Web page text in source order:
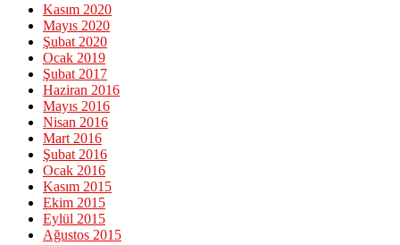
Kasım 2020
Mayıs 2020
Şubat 2020
Ocak 2019
Şubat 2017
Haziran 2016
Mayıs 2016
Nisan 2016
Mart 2016
Şubat 2016
Ocak 2016
Kasım 2015
Ekim 2015
Eylül 2015
Ağustos 2015